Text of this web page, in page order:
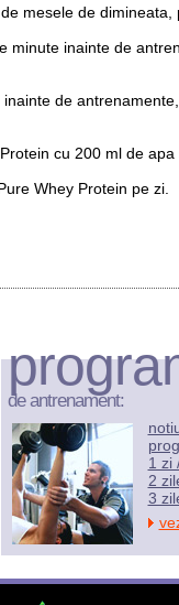
mesele de dimineata,
minute inainte de
de
cu 200 ml de apa
Whey Protein pe zi.
de antrenament:
1 zi
2
3